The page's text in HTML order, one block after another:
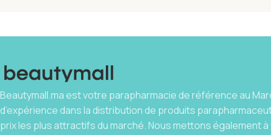
Beautymall.ma est votre parapharmacie de référence au
d’expérience dans la distribution de produits
prix les plus attractifs du marché. Nous mettons également